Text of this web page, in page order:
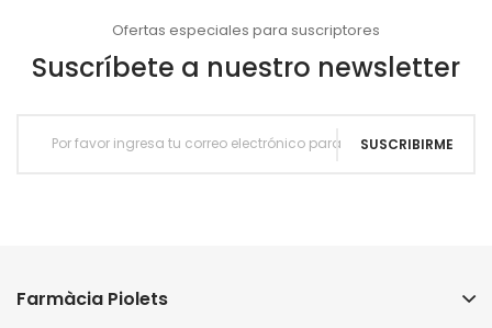
Ofertas especiales para suscriptores
Suscríbete a nuestro newsletter
SUSCRIBIRME
Farmàcia Piolets